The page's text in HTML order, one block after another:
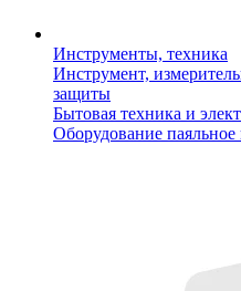
Инструменты, техника
Инструмент,
защиты
Бытовая техника и
Оборудование паяльное